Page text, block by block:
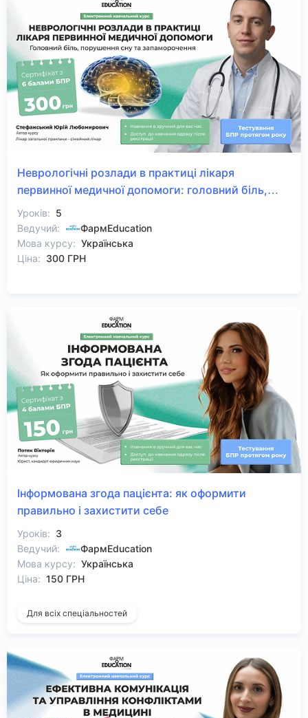
Неврологічні розлади в практиці лікаря
первинної медичної допомоги: головний біль,
порушення сну та запаморочення
Уроків: 5
Ведучий:
ФармEducation
Мова курсу: Українська
Ціна: 300 ГРН
Інформована згода пацієнта: як оформити
правильно і захистити себе
Уроків: 3
Ведучий:
ФармEducation
Мова курсу: Українська
Ціна: 150 ГРН
Для всіх спеціальностей